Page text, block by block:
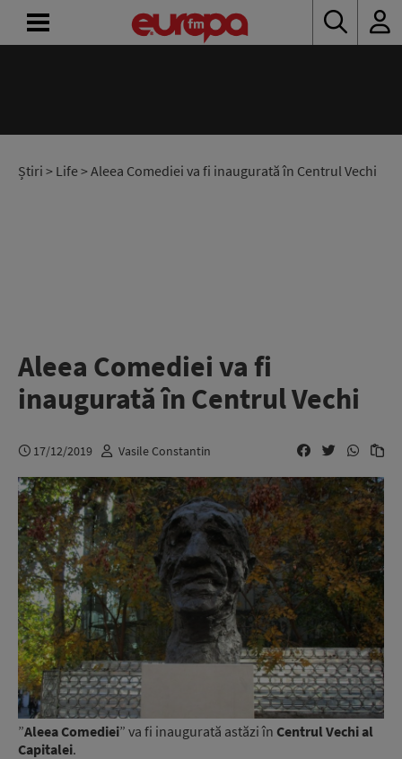
Știri > Life> Aleea Comediei va fi inaugurată în Centrul Vechi
Aleea Comediei va fi
inaugurată în Centrul Vechi
17/12/2019 Vasile Constantin
”Aleea Comediei” va fi inaugurată astăzi în Centrul Vechi al
Capitalei.
RADIO